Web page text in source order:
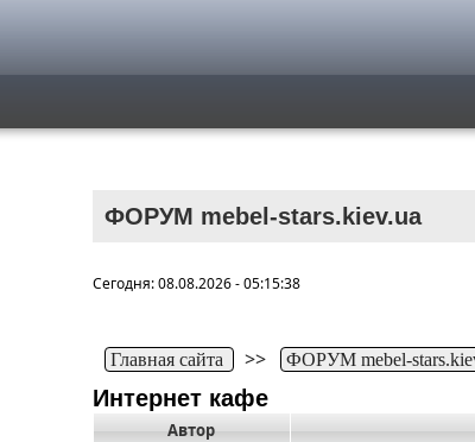
ФОРУМ mebel-stars.kiev.ua
Сегодня: 08.08.2026 - 05:15:38
Главная сайта >> ФОРУМ mebel-
Интернет кафе
Автор